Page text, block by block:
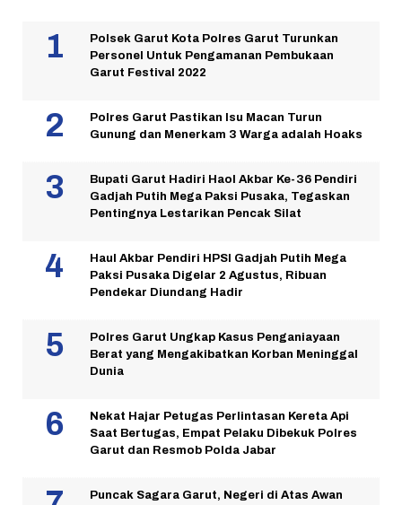
Polsek Garut Kota Polres Garut Turunkan
Personel Untuk Pengamanan Pembukaan
Garut Festival 2022
Polres Garut Pastikan Isu Macan Turun
Gunung dan Menerkam 3 Warga adalah Hoaks
Bupati Garut Hadiri Haol Akbar Ke-36 Pendiri
Gadjah Putih Mega Paksi Pusaka, Tegaskan
Pentingnya Lestarikan Pencak Silat
Haul Akbar Pendiri HPSI Gadjah Putih Mega
Paksi Pusaka Digelar 2 Agustus, Ribuan
Pendekar Diundang Hadir
Polres Garut Ungkap Kasus Penganiayaan
Berat yang Mengakibatkan Korban Meninggal
Dunia
Nekat Hajar Petugas Perlintasan Kereta Api
Saat Bertugas, Empat Pelaku Dibekuk Polres
Garut dan Resmob Polda Jabar
Puncak Sagara Garut, Negeri di Atas Awan